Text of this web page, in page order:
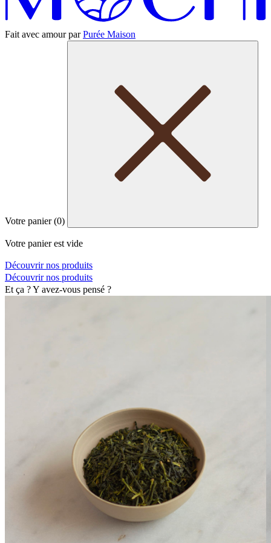
Fait avec amour parPurée Maison
Votre panier (0)
Votre panier est vide
Découvrir nos produits
Découvrir nos produits
Et ça ? Y avez-vous pensé ?